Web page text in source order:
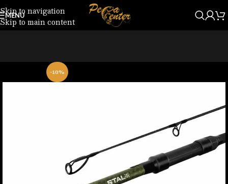
Skip to navigation
Skip to main content
MENU
-10%